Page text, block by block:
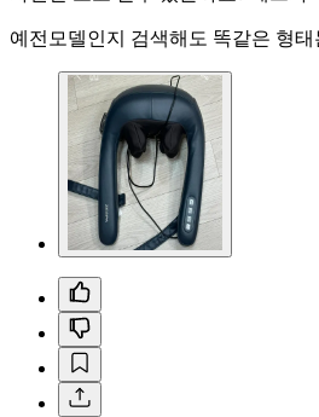
예전모델인지 검색해도 똑같은 형태